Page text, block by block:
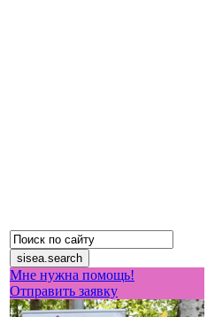
Мне нужна помощь!
Отправить заявку